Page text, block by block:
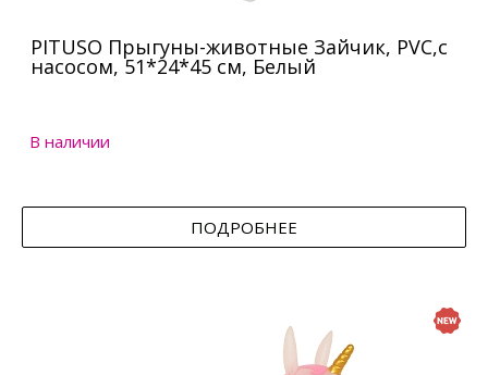
PITUSO Прыгуны-животные Зайчик, PVC,с
насосом, 51*24*45 см, Белый
В наличии
ПОДРОБНЕЕ